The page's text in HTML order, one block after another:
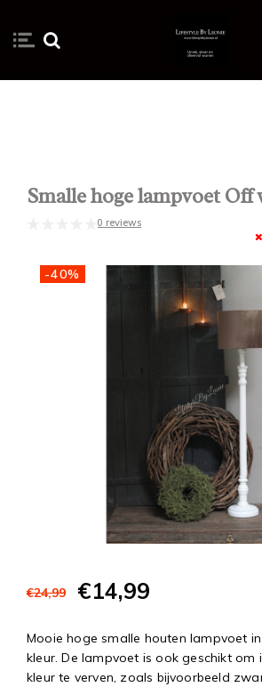
Smalle hoge lampvoet Off
0 reviews
-40%
€24,99 €14,99
Mooie hoge smalle houten lampvoet
kleur. De lampvoet is ook geschikt om
kleur te verven, zoals bijvoorbeeld